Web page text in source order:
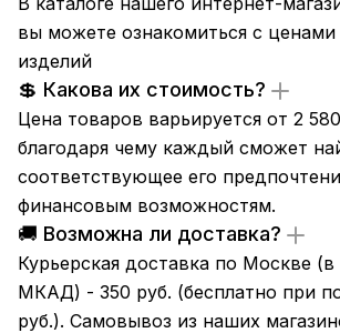
вы можете ознакомиться с
изделий
💲 Какова их стоимость?
Цена товаров варьируется от 2
благодаря чему каждый сможет
соответствующее его
финансовым возможностям.
🚚 Возможна ли доставка?
Курьерская доставка по Москве (в
МКАД) - 350 руб. (бесплатно при
руб.). Самовывоз из наших